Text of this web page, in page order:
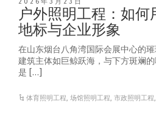
户外照明工程：如何
地标与企业形象
在山东烟台八角湾国际会展中心的
建筑主体如巨鲸跃海，与下方斑斓
是 […]
体育照明工程,场馆照明工程,市政照明工程,